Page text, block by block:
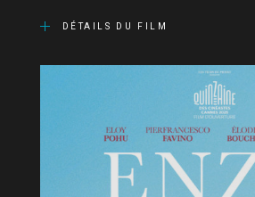
DÉTAILS DU FILM